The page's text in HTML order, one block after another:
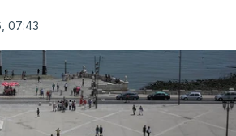
a tarde.
acesso ao ensino superior
feira. Mas o Governo decidiu
cerca de 20 mil alunos que
07:43